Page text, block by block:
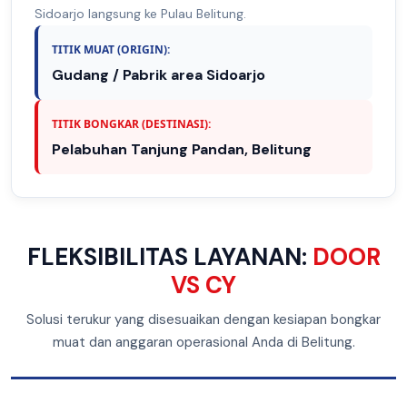
Sidoarjo langsung ke Pulau Belitung.
TITIK MUAT (ORIGIN):
Gudang / Pabrik area Sidoarjo
TITIK BONGKAR (DESTINASI):
Pelabuhan Tanjung Pandan, Belitung
FLEKSIBILITAS LAYANAN: DOOR
VS CY
Solusi terukur yang disesuaikan dengan kesiapan bongkar
muat dan anggaran operasional Anda di Belitung.